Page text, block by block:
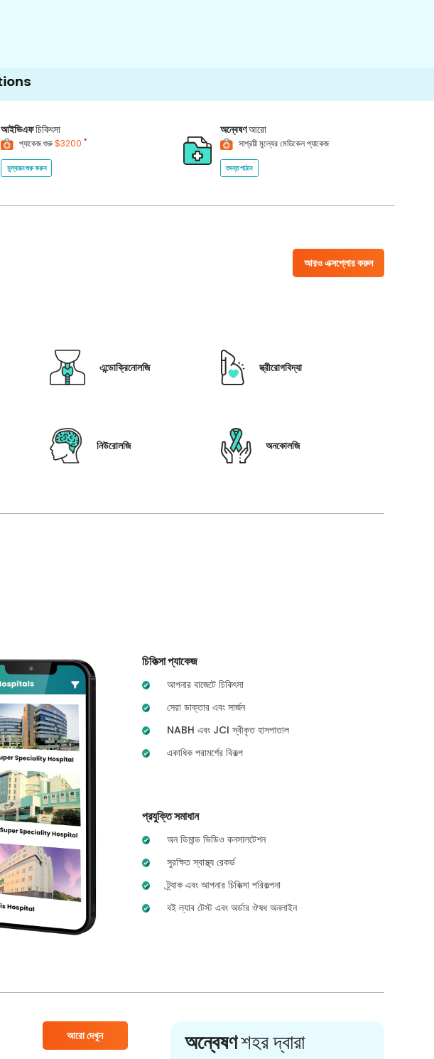
আইভিএফচিকিৎসা
প্যাকেজ শুরু$3200 *
মূল্যায়ন শুরু করুন
অন্বেষণআরো
সাশ্রয়ী মূল্যের মেডিকেল প্যাকেজ
তদন্ত পাঠান
আরও এক্সপ্লোর করুন
এন্ডোক্রিনোলজি স্ত্রীরোগবিদ্যা
নিউরোলজি অনকোলজি
চিকিত্সা প্যাকেজ
আপনার বাজেটে চিকিৎসা
সেরা ডাক্তার এবং সার্জন
NABH এবং JCI স্বীকৃত হাসপাতাল
একাধিক পরামর্শের বিকল্প
প্রযুক্তি সমাধান
অন ডিমান্ড ভিডিও কনসালটেশন
সুরক্ষিত স্বাস্থ্য রেকর্ড
ট্র্যাক এবং আপনার চিকিত্সা পরিকল্পনা
বই ল্যাব টেস্ট এবং অর্ডার ঔষধ অনলাইন
আরো দেখুন অন্বেষণশহর দ্বারা